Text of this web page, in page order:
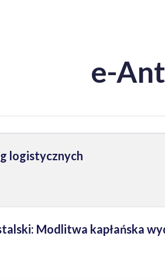
e-
logistycznych
Modlitwa kapłańska